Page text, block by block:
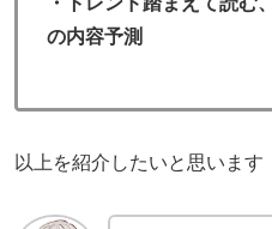
の内容予測
以上を紹介したいと思います